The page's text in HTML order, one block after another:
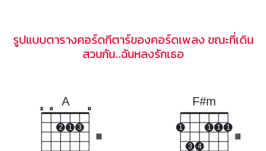
รูปแบบตารางคอร์ดกีตาร์ของคอร์ดเพลง ขณะที่เดิน
สวนกัน..ฉันหลงรักเธอ
A
x o
2 1 3
o
F#m
1
3 4
1 1 1